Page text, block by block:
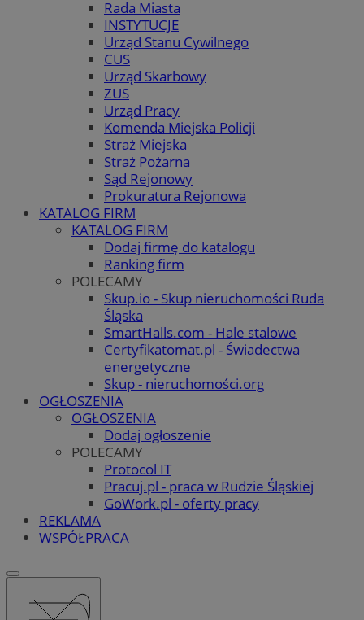
Rada Miasta
INSTYTUCJE
Urząd Stanu Cywilnego
CUS
Urząd Skarbowy
ZUS
Urząd Pracy
Komenda Miejska Policji
Straż Miejska
Straż Pożarna
Sąd Rejonowy
Prokuratura Rejonowa
KATALOG FIRM
KATALOG FIRM
Dodaj firmę do katalogu
Ranking firm
POLECAMY
Skup.io - Skup nieruchomości Ruda
Śląska
SmartHalls.com - Hale stalowe
Certyfikatomat.pl - Świadectwa
energetyczne
Skup - nieruchomości.org
OGŁOSZENIA
OGŁOSZENIA
Dodaj ogłoszenie
POLECAMY
Protocol IT
Pracuj.pl - praca w Rudzie Śląskiej
GoWork.pl - oferty pracy
REKLAMA
WSPÓŁPRACA